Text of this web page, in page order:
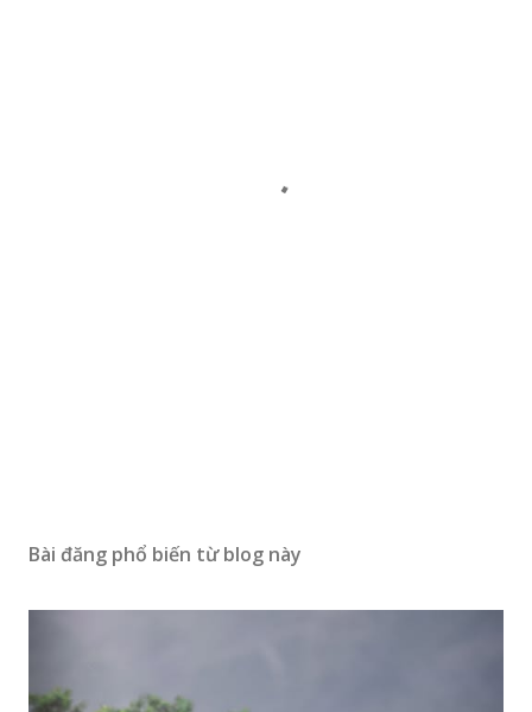
Bài đăng phổ biến từ blog này